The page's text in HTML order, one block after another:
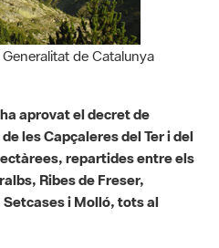
aprovat el decret de
les Capçaleres del Ter i del
repartides entre els
Ribes de Freser,
i Molló, tots al
la conservació del
social i econòmic, i
reiterada del territori i